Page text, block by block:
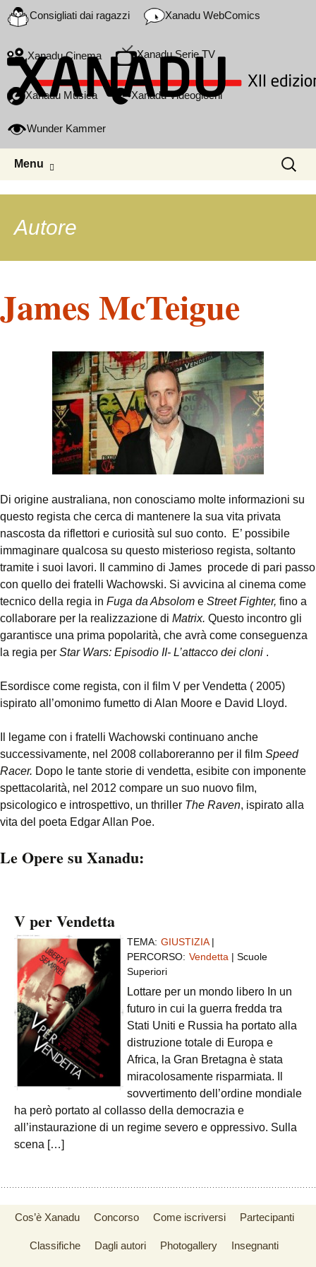
Consigliati dai ragazzi Xanadu WebComics
Xanadu Cinema Xanadu Serie TV
Xanadu Musica Xanadu Videogiochi
Wunder Kammer
Menu
Ricerca
per:
Autore
James McTeigue
Di origine australiana, non conosciamo molte informazioni su
questo regista che cerca di mantenere la sua vita privata
nascosta da riflettori e curiosità sul suo conto. E’ possibile
immaginare qualcosa su questo misterioso regista, soltanto
tramite i suoi lavori. Il cammino di James procede di pari passo
con quello dei fratelli Wachowski. Si avvicina al cinema come
tecnico della regia in Fuga da Absolom e Street Fighter, fino a
collaborare per la realizzazione di Matrix. Questo incontro gli
garantisce una prima popolarità, che avrà come conseguenza
la regia per Star Wars: Episodio II- L’attacco dei cloni .
Esordisce come regista, con il film V per Vendetta ( 2005)
ispirato all’omonimo fumetto di Alan Moore e David Lloyd.
Il legame con i fratelli Wachowski continuano anche
successivamente, nel 2008 collaboreranno per il film Speed
Racer. Dopo le tante storie di vendetta, esibite con imponente
spettacolarità, nel 2012 compare un suo nuovo film,
psicologico e introspettivo, un thriller The Raven, ispirato alla
vita del poeta Edgar Allan Poe.
Le Opere su Xanadu:
V per Vendetta
TEMA: GIUSTIZIA |
PERCORSO: Vendetta | Scuole
Superiori
Lottare per un mondo libero In un
futuro in cui la guerra fredda tra
Stati Uniti e Russia ha portato alla
distruzione totale di Europa e
Africa, la Gran Bretagna è stata
miracolosamente risparmiata. Il
sovvertimento dell’ordine mondiale
ha però portato al collasso della democrazia e
all’instaurazione di un regime severo e oppressivo. Sulla
scena […]
Cos’è Xanadu Concorso Come iscriversi Partecipanti
Classifiche Dagli autori Photogallery Insegnanti